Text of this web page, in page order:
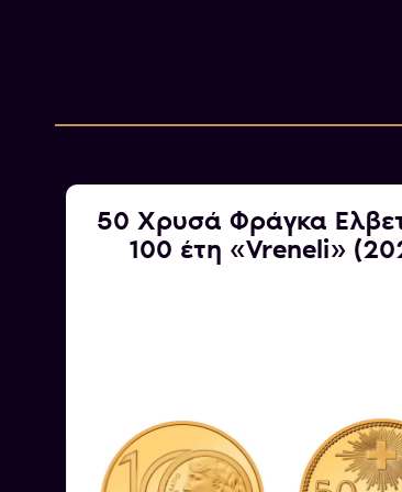
50 Χρυσά Φράγκα
100 έτη «Vreneli»